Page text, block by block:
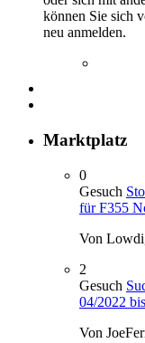
können Sie sich
neu anmelden.
Marktplatz
0
Gesuch
für F355
Von
2
Gesuch
04/2022
Von